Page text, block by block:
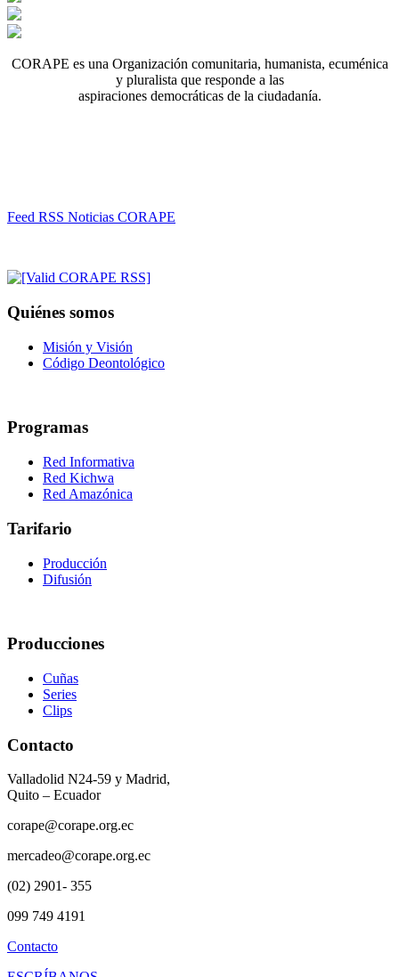
CORAPE es una Organización comunitaria, humanista, ecuménica
y pluralista que responde a las
aspiraciones democráticas de la ciudadanía.
Feed RSS Noticias CORAPE
Quiénes somos
Misión y Visión
Código Deontológico
Programas
Red Informativa
Red Kichwa
Red Amazónica
Tarifario
Producción
Difusión
Producciones
Cuñas
Series
Clips
Contacto
Valladolid N24-59 y Madrid,
Quito – Ecuador
corape@corape.org.ec
mercadeo@corape.org.ec
(02) 2901- 355
099 749 4191
Contacto